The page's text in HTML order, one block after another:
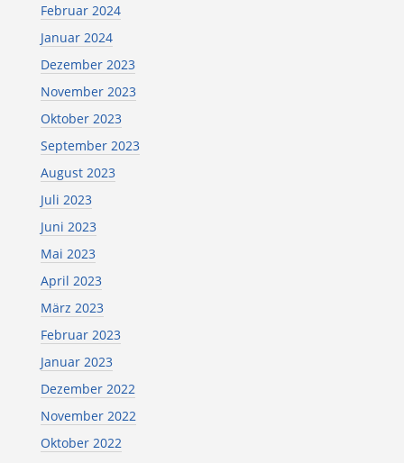
Februar 2024
Januar 2024
Dezember 2023
November 2023
Oktober 2023
September 2023
August 2023
Juli 2023
Juni 2023
Mai 2023
April 2023
März 2023
Februar 2023
Januar 2023
Dezember 2022
November 2022
Oktober 2022